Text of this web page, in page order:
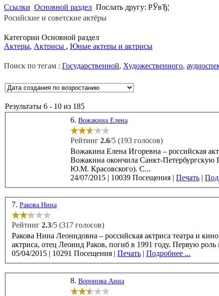
Ссылки Основной раздел Послать другу: РЎвЂ¦
Росийские и советские актёры
Категории Основной раздел
Актеры, Актрисы , Юные актеры и актрисы
Поиск по тегам : Государственной, Художественного,
Результаты 6 - 10 из 185
6. Вожакина Елена
Рейтинг 2.6/5 (193 голосов)
Вожакина Елена Игоревна – российская актриса
Вожакина окончила Санкт-Петербургскую
Ю.М. Красовского). С...
24/07/2015 | 10039 Посещения | Печать |
7. Ракова Нина
Рейтинг 2.3/5 (317 голосов)
Ракова Нина Леонидовна – российская актриса театра и
актриса, отец
05/04/2015 | 10291 Посещения | Печать | Подробнее ...
8. Воронова Анна